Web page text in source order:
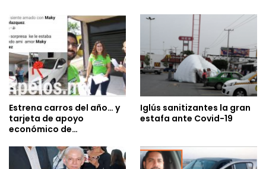
Estrena carros del año… y
tarjeta de apoyo
económico de…
Iglús sanitizantes la gran
estafa ante Covid-19